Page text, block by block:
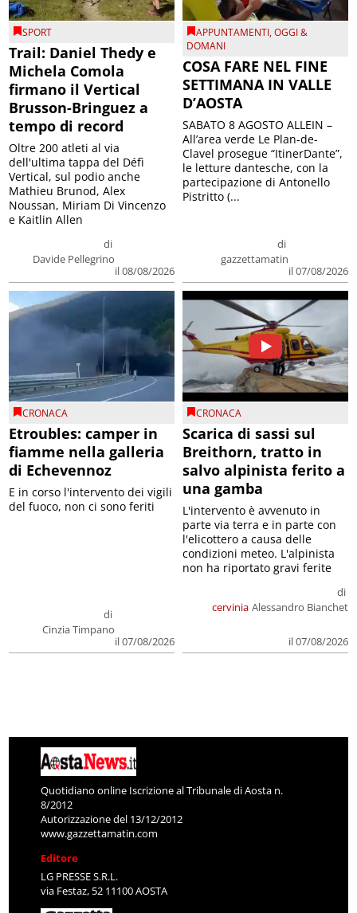
SPORT
Trail: Daniel Thedy e
Michela Comola
firmano il Vertical
Brusson-Bringuez a
tempo di record
di
Davide Pellegrino
il 08/08/2026
Oltre 200 atleti al via
dell'ultima tappa del Défì
Vertical, sul podio anche
Mathieu Brunod, Alex
Noussan, Miriam Di Vincenzo
e Kaitlin Allen
APPUNTAMENTI,OGGI &
DOMANI
COSA FARE NEL FINE
SETTIMANA IN VALLE
D’AOSTA
di
gazzettamatin
il 07/08/2026
SABATO 8 AGOSTO ALLEIN –
All’area verde Le Plan-de-
Clavel prosegue “ItinerDante”,
le letture dantesche, con la
partecipazione di Antonello
Pistritto (...
CRONACA
Etroubles: camper in
fiamme nella galleria
di Echevennoz
di
Cinzia Timpano
il 07/08/2026
E in corso l'intervento dei vigili
del fuoco, non ci sono feriti
CRONACA
Scarica di sassi sul
Breithorn, tratto in
salvo alpinista ferito a
una gamba
cervinia
di
Alessandro Bianchet
il 07/08/2026
L'intervento è avvenuto in
parte via terra e in parte con
l'elicottero a causa delle
condizioni meteo. L'alpinista
non ha riportato gravi ferite
Quotidiano online Iscrizione al Tribunale di Aosta n.
8/2012
Autorizzazione del 13/12/2012
www.gazzettamatin.com
Editore
LG PRESSE S.R.L.
via Festaz, 52 11100 AOSTA